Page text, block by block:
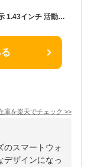
スマートウォッチ 丸型 日本製センサー 常時表示 1.43インチ 活動量計 睡眠 歩数計 日本語対応 Bluetooth通話 多種類運動モード 音楽再生 LINE通知 メッセージ通知 丸形 薄型 レディース メンズ対応 iPhone android
庫を楽天でチェック >>
のスマートウォ
デザインになっ